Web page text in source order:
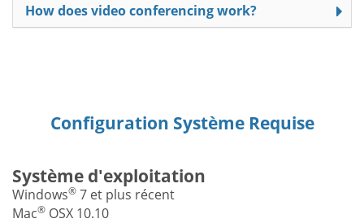
How does video conferencing work?
Configuration Système Requise
Système d'exploitation
Windows® 7 et plus récent
Mac® OSX 10.10